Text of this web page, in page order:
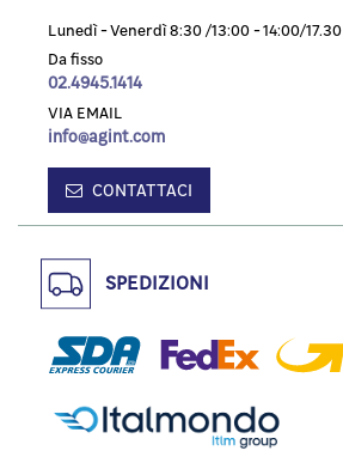
Lunedì - Venerdì 8:30 /13:00 - 14:00/17.30
Da fisso
02.4945.1414
VIA EMAIL
info@agint.com
CONTATTACI
SPEDIZIONI